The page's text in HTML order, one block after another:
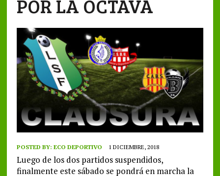
POR LA OCTAVA
POSTED BY: ECO DEPORTIVO 1 DICIEMBRE, 2018
Luego de los dos partidos suspendidos,
finalmente este sábado se pondrá en marcha la